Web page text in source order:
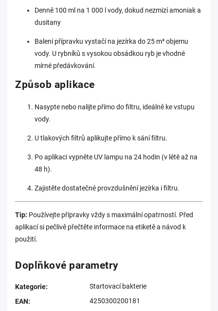
Denně 100 ml na 1 000 l vody, dokud nezmizí amoniak a
dusitany
Balení přípravku vystačí na jezírka do 25 m³ objemu
vody. U rybníků s vysokou obsádkou ryb je vhodné
mírné předávkování.
Způsob aplikace
Nasypte nebo nalijte přímo do filtru, ideálně ke vstupu
vody.
U tlakových filtrů aplikujte přímo k sání filtru.
Po aplikaci vypněte UV lampu na 24 hodin (v létě až na
48 h).
Zajistěte dostatečné provzdušnění jezírka i filtru.
Tip: Používejte přípravky vždy s maximální opatrností. Před
aplikací si pečlivě přečtěte informace na etiketě a návod k
použití.
Doplňkové parametry
Kategorie:
Startovací bakterie
EAN: 4250300200181